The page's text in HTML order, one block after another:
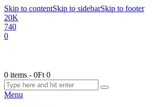
Skip to contentSkip to sidebarSkip to footer
20K
740
0
0 items - 0Ft 0
Menu